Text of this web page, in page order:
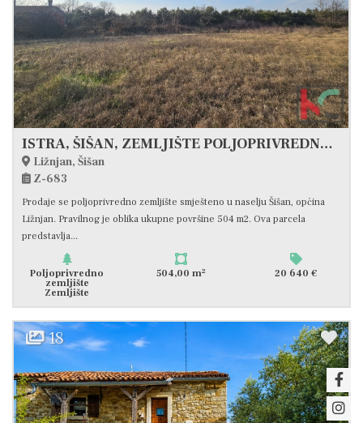
ISTRA, ŠIŠAN, ZEMLJIŠTE POLJOPRIVREDNE NAMJENE 504 M2, #PRODAJA
Ližnjan, Šišan
Z-683
Prodaje se poljoprivredno zemljište smješteno u naselju Šišan, općina
Ližnjan. Pravilnog je oblika ukupne površine 504 m2. Ova parcela
predstavlja...
Poljoprivredno
zemljište
Zemljište
504,00 m2 20 640 €
18